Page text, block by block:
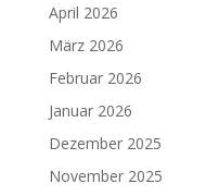
April 2026
März 2026
Februar 2026
Januar 2026
Dezember 2025
November 2025